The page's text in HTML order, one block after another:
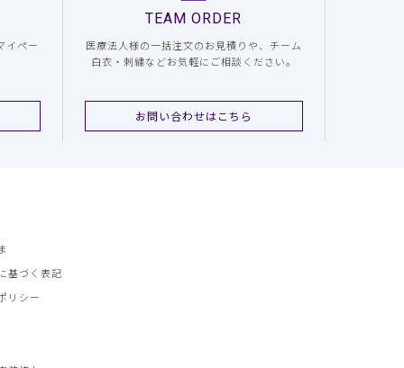
イペー
TEAM ORDER
医療法人様の一括注文のお見積りや、チーム
白衣・刺繍などお気軽にご相談ください。
お問い合わせはこちら
基づく表記
リシー